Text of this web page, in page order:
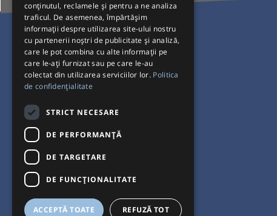
Pentru Călători
Curse autobuz
Plecări/Sosiri
Setări de cookie-uri
conținutul, reclamele și pentru a ne analiza
traficul. De asemenea, împărtășim
informații despre utilizarea site-ului nostru
cu partenerii noștri de publicitate și analiză,
care le pot combina cu alte informații pe
care le-ați furnizat sau pe care le-au
colectat din utilizarea serviciilor lor. Politica
de confidențialitate
STRICT NECESARE
DE PERFORMANȚĂ
DE TARGETARE
DE FUNCŢIONALITATE
ACCEPTĂ TOATE REFUZĂ TOT